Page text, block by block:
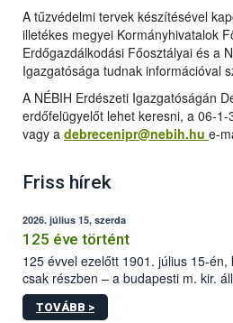
A tűzvédelmi tervek készítésével
illetékes megyei Kormányhivatalok
Erdőgazdálkodási Főosztályai és a
Igazgatósága tudnak információval
A NÉBIH Erdészeti Igazgatóságán
erdőfelügyelőt lehet keresni, a 06-
vagy a debrecenipr@nebih.hu e-
Friss hírek
2026. július 15, szerda
125 éve történt
125 évvel ezelőtt 1901. július 15-
csak részben – a budapesti m. kir.
állomás a Kis Rókus utca 15. szám
tervezett új épületébe.
TOVÁBB >